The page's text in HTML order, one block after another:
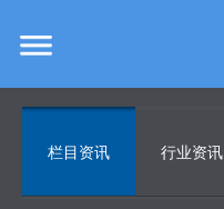
栏目资讯 行业资讯